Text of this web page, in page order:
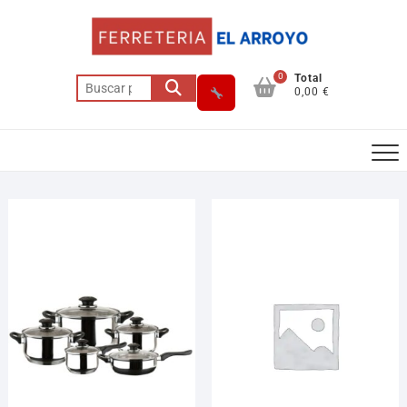
0
Total
0,00 €
Llamar (cerrado) Cómo llegar